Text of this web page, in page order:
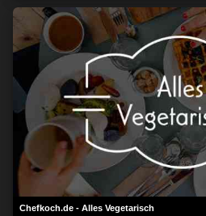
Helden und Schicksalen berichtet diese
Chefkoch.de - Alles Vegetarisch